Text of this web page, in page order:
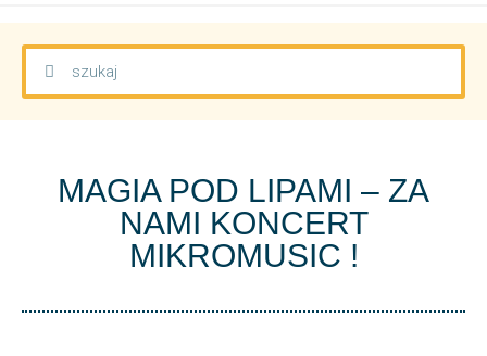
MAGIA POD LIPAMI – ZA
NAMI KONCERT
MIKROMUSIC !